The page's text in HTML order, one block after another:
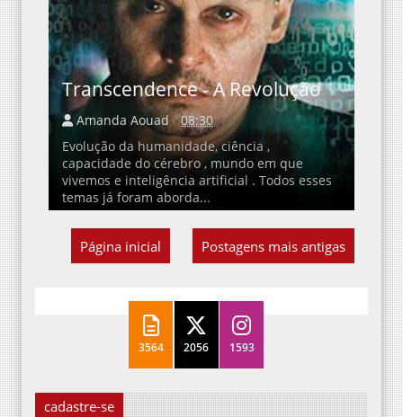
Transcendence - A Revolução
Amanda Aouad
08:30
Evolução da humanidade, ciência ,
capacidade do cérebro , mundo em que
vivemos e inteligência artificial . Todos esses
temas já foram aborda...
Postagens mais antigas
Página inicial
3564 2056 1593
cadastre-se